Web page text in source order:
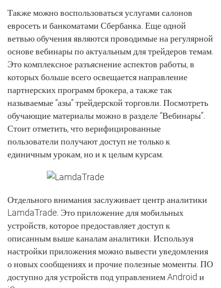
Также можно воспользоваться услугами салонов
евросеть и банкоматами Сбербанка. Еще одной
ветвью обучения являются проводимые на регулярной
основе вебинары по актуальным для трейдеров темам.
Это комплексное разъяснение аспектов работы, в
которых больше всего освещается направление
партнерских программ брокера, а также так
называемые “азы” трейдерской торговли. Посмотреть
обучающие материалы можно в разделе “Вебинары”.
Стоит отметить, что верифицированные
пользователи получают доступ не только к
единичным урокам, но и к целым курсам.
Отдельного внимания заслуживает центр аналитики
LamdaTrade. Это приложение для мобильных
устройств, которое предоставляет доступ к
описанным выше каналам аналитики. Используя
настройки приложения можно вывести уведомления
о новых сообщениях и прочие полезные моменты. ПО
доступно для устройств под управлением Android и